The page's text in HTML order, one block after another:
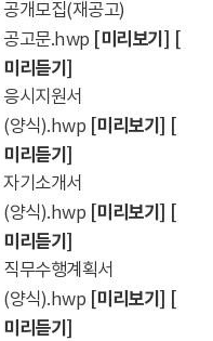
공개모집(재공고)
공고문.hwp
[미리보기]
미리듣기]
응시지원서
(양식).hwp [미리보기]
미리듣기]
자기소개서
(양식).hwp [미리보기]
미리듣기]
직무수행계획서
(양식).hwp [미리보기]
미리듣기]